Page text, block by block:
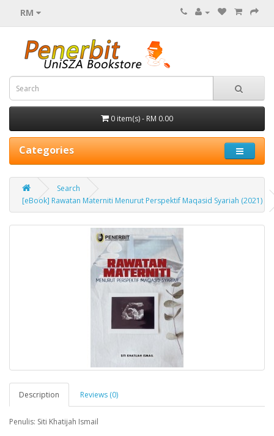
RM
0 item(s) - RM 0.00
Categories
Search
[eBook] Rawatan Materniti Menurut Perspektif Maqasid Syariah (2021)
Description Reviews (0)
Penulis: Siti Khatijah Ismail